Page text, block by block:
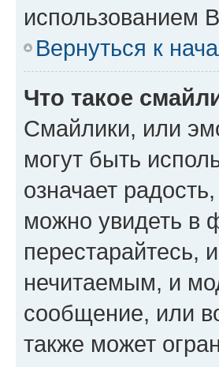
использованием
Вернуться к
Что такое
Смайлики, или
могут быть
означает
можно увидеть в
перестарайтесь,
нечитаемым, и
сообщение, или
также может